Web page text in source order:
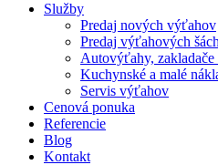
Služby
Predaj nových výťahov
Predaj výťahových
Autovýťahy, zakladače
Kuchynské a malé
Servis výťahov
Cenová ponuka
Referencie
Blog
Kontakt